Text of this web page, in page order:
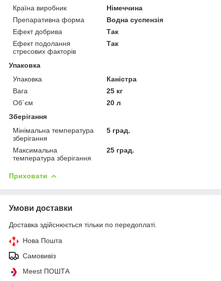
Країна виробник
Німеччина
Препаративна форма
Водна суспензія
Ефект добрива
Так
Ефект подолання
стресових факторів
Так
Упаковка
Упаковка
Каністра
Вага
25 кг
Об`єм
20 л
Зберігання
Мінімальна температура
зберігання
5 град.
Максимальна
температура зберігання
25 град.
Приховати
Умови доставки
Доставка здійснюється тільки по передоплаті.
Нова Пошта
Самовивіз
Meest ПОШТА